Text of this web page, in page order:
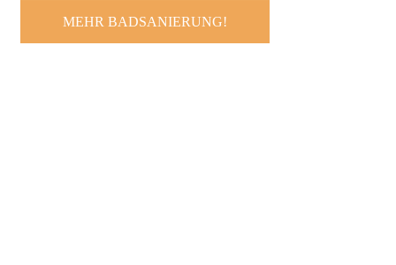
MEHR BADSANIERUNG!